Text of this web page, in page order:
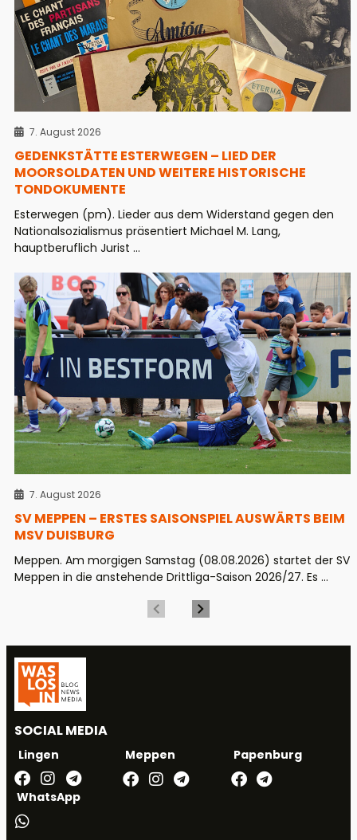
7. August 2026
GEDENKSTÄTTE ESTERWEGEN – LIED DER
MOORSOLDATEN UND WEITERE HISTORISCHE
TONDOKUMENTE
Esterwegen (pm). Lieder aus dem Widerstand gegen den
Nationalsozialismus präsentiert Michael M. Lang,
hauptberuflich Jurist ...
7. August 2026
SV MEPPEN – ERSTES SAISONSPIEL AUSWÄRTS BEIM
MSV DUISBURG
Meppen. Am morgigen Samstag (08.08.2026) startet der SV
Meppen in die anstehende Drittliga-Saison 2026/27. Es ...
SOCIAL MEDIA
Lingen Meppen Papenburg
WhatsApp